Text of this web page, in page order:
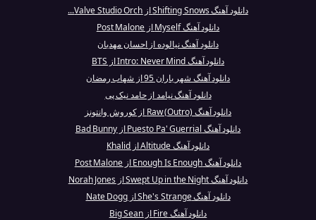
دانلود آهنگ Shifting Snows از Valve Studio Orch...
دانلود آهنگ Myself از Post Malone
دانلود آهنگ نیالوده از احسان مهدیان
دانلود آهنگ Intro: Never Mind از BTS
دانلود آهنگ شهر باران 95 از شهاب رمضان
دانلود آهنگ نیامد از حامد نیک پی
دانلود آهنگ Raw (Outro) از کوروش وانتونز
دانلود آهنگ Puesto Pa' Guerrial از Bad Bunny
دانلود آهنگ Altitude از Khalid
دانلود آهنگ Enough Is Enough از Post Malone
دانلود آهنگ Swept Up in the Night از Norah Jones
دانلود آهنگ She's Strange از Nate Dogg
دانلود آهنگ Fire از Big Sean